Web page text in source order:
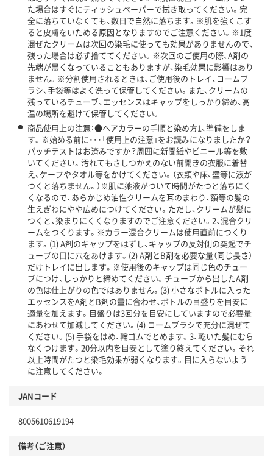
た場合はすぐにティッシュペーパーで拭き取ってください。完
全に落ちていなくても、数日で自然に落ちます。※肌を強くこす
ると皮膚をいためる原因となりますのでご注意ください。※1度
混ぜたクリームは次回の染毛に使っても効果がありませんので、
残った場合は必ず捨ててください。※次回のご使用の際、A剤の
先端が黒くなっていることもありますが、染毛効果に影響はあり
ません。※分割使用されるときは、ご使用後のトレイ、コームブ
ラシ、手袋等はよく洗って保管してください。また、クリームの
残っているチューブ、エッセンスはキャップをしっかり締め、高
温の場所を避けて保管してください。
商品使用上の注意：●ヘアカラーの手順と染め方1、準備をしま
す。※始める前に・・・「使用上の注意」をお読みになりましたか？
パッチテストはお済みですか？周囲に新聞紙やビニール等を敷
いてください。汚れてもさしつかえのない前開きの衣服に着替
え、ケープやタオル等をかけてください。（衣類や床、壁等に液が
つくと落ちません。）※肌に薬液がついて時間がたつと落ちにく
くなるので、あらかじめ油性クリームを耳のまわり、額等の髪の
生えぎわにやや広めにつけてください。ただし、クリームが髪に
つくと、染まりにくくなりますのでご注意ください。2、混合クリ
ームをつくります。※カラー混合クリームは使用直前につくり
ます。(1) A剤のキャップをはずし、キャップの反対側の突起でチ
ューブの口に穴をあけます。(2) A剤とB剤を必要な量（同じ長さ）
だけトレイに出します。※使用後のキャップは同じ色のチュー
ブにつけ、しっかりと締めてください。チューブから出したA剤
の色は仕上がりの色ではありません。(3) 小さなボトルに入った
エッセンスをA剤とB剤の量に合わせ、ボトルの目盛りを目安に
適量を加えます。目盛りは3回分を目安にしていますので必要量
にあわせて加減してください。(4) コームブラシで充分に混ぜて
ください。(5) 手袋をはめ、輪ゴムでとめます。3、乾いた髪にむら
なくつけます。20分以内を目安として塗り終えてください。それ
以上時間がたつと染毛効果が弱くなります。目に入らないよう
に注意してください。
JANコード
8005610619194
備考（ご注意）